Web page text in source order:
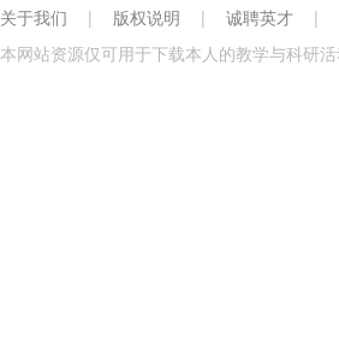
关于我们 | 版权说明 | 诚聘英才 |
本网站资源仅可用于下载本人的教学与科研